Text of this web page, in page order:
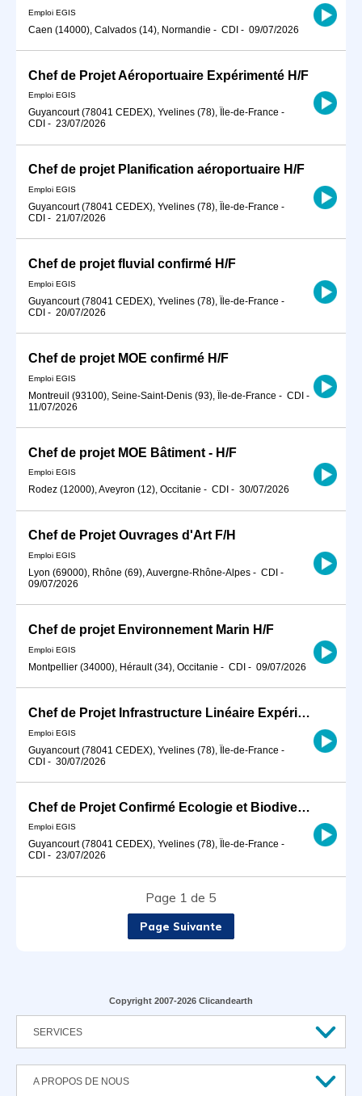
Emploi EGIS
Caen (14000), Calvados (14), Normandie - CDI - 09/07/2026
Chef de Projet Aéroportuaire Expérimenté H/F
Emploi EGIS
Guyancourt (78041 CEDEX), Yvelines (78), Île-de-France -
CDI - 23/07/2026
Chef de projet Planification aéroportuaire H/F
Emploi EGIS
Guyancourt (78041 CEDEX), Yvelines (78), Île-de-France -
CDI - 21/07/2026
Chef de projet fluvial confirmé H/F
Emploi EGIS
Guyancourt (78041 CEDEX), Yvelines (78), Île-de-France -
CDI - 20/07/2026
Chef de projet MOE confirmé H/F
Emploi EGIS
Montreuil (93100), Seine-Saint-Denis (93), Île-de-France - CDI -
11/07/2026
Chef de projet MOE Bâtiment - H/F
Emploi EGIS
Rodez (12000), Aveyron (12), Occitanie - CDI - 30/07/2026
Chef de Projet Ouvrages d'Art F/H
Emploi EGIS
Lyon (69000), Rhône (69), Auvergne-Rhône-Alpes - CDI -
09/07/2026
Chef de projet Environnement Marin H/F
Emploi EGIS
Montpellier (34000), Hérault (34), Occitanie - CDI - 09/07/2026
Chef de Projet Infrastructure Linéaire Expérimenté H/F
Emploi EGIS
Guyancourt (78041 CEDEX), Yvelines (78), Île-de-France -
CDI - 30/07/2026
Chef de Projet Confirmé Ecologie et Biodiversité H/F
Emploi EGIS
Guyancourt (78041 CEDEX), Yvelines (78), Île-de-France -
CDI - 23/07/2026
Page 1 de 5
Page Suivante
Copyright 2007-2026 Clicandearth
SERVICES
A PROPOS DE NOUS